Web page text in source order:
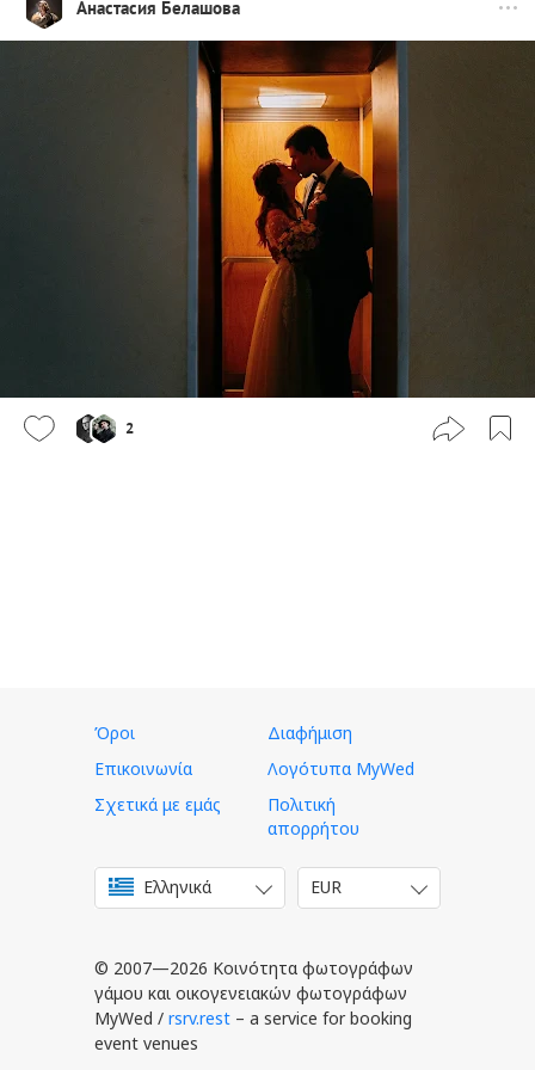
Анастасия Белашова
2
Όροι
Διαφήμιση
Επικοινωνία
Λογότυπα MyWed
Σχετικά με εμάς
Πολιτική
απορρήτου
Ελληνικά
English
Français
Español
Português
EUR
USD
© 2007—2026 Κοινότητα φωτογράφων
γάμου και οικογενειακών φωτογράφων
MyWed / rsrv.rest – a service for booking
event venues